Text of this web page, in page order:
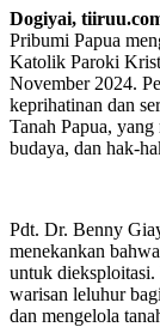
Dogiyai,
Pribumi Papua
Katolik Paroki
November 2024.
keprihatinan dan
Tanah Papua,
budaya, dan hak-
Pdt. Dr. Benny
menekankan
untuk dieksploitasi.
warisan leluhur
dan mengelola